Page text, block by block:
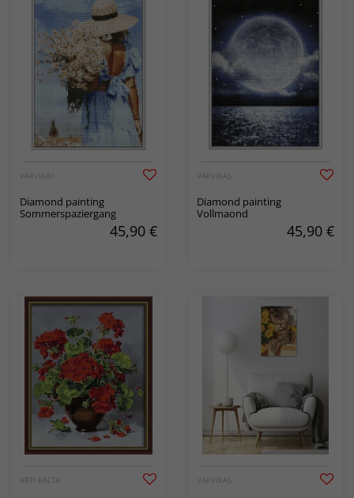
VARVIKAS
Diamond painting
Sommerspaziergang
45,90 €
VARVIKAS
Diamond painting
Vollmaond
45,90 €
ARTI BALTA VARVIKAS